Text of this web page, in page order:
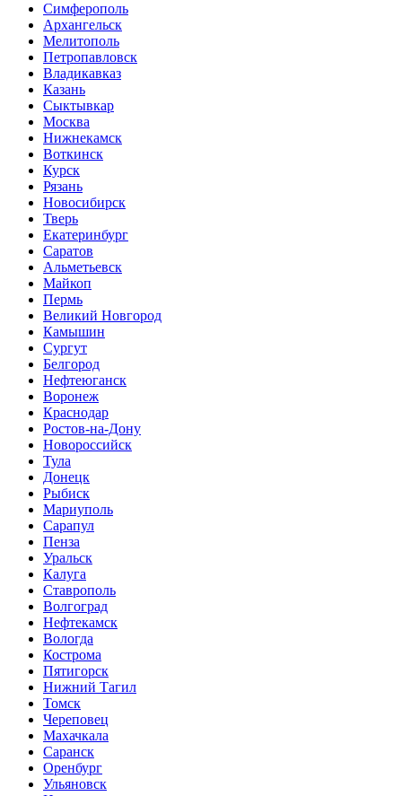
Симферополь
Архангельск
Мелитополь
Петропавловск
Владикавказ
Казань
Сыктывкар
Москва
Нижнекамск
Воткинск
Курск
Рязань
Новосибирск
Тверь
Екатеринбург
Саратов
Альметьевск
Майкоп
Пермь
Великий Новгород
Камышин
Сургут
Белгород
Нефтеюганск
Воронеж
Краснодар
Ростов-на-Дону
Новороссийск
Тула
Донецк
Рыбиск
Мариуполь
Сарапул
Пенза
Уральск
Калуга
Ставрополь
Волгоград
Нефтекамск
Вологда
Кострома
Пятигорск
Нижний Тагил
Томск
Череповец
Махачкала
Саранск
Оренбург
Ульяновск